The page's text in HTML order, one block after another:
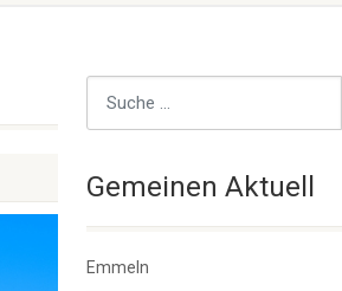
Gemeinen Aktuell
Emmeln